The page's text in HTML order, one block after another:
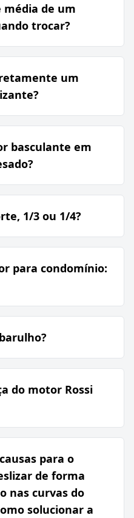
média de um
trocar?
um
basculante em
1/3 ou 1/4?
para condomínio:
do motor Rossi
para o
de forma
nas curvas do
solucionar a